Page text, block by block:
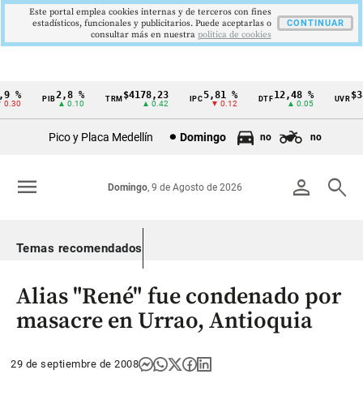
Cintillo
Colombia
PIB2,8 %
▲ 0.10
TRM$4178,23
▲ 0.42
IPC5,81 %
▼ 0.12
DTF12,48 %
▲ 0.05
UVR
Pico y Placa Medellín Domingo no no
person search
Domingo, 9 de Agosto de 2026
menu
Temas recomendados
Alias "René" fue condenado por
masacre en Urrao, Antioquia
29 de septiembre de 2008
Este portal emplea cookies internas y de terceros con fines
estadísticos, funcionales y publicitarios. Puede aceptarlas o
consultar más en nuestra politica de cookies
CONTINUAR